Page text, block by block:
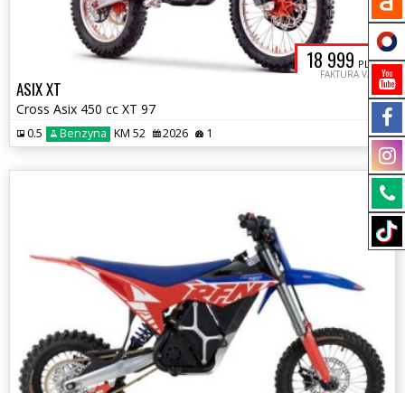
18 999 PLN
FAKTURA VAT
ASIX XT
Cross Asix 450 cc XT 97
0.5 Benzyna KM 52 2026 1